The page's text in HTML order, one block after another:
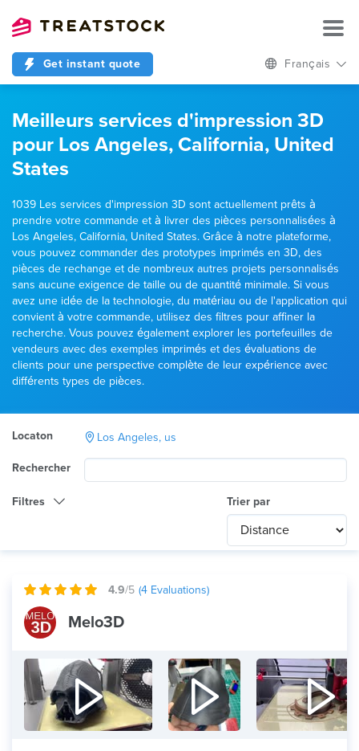
Get instant quote Français
Meilleurs services d'impression 3D
pour Los Angeles, California, United
States
1039 Les services d'impression 3D sont actuellement prêts à
prendre votre commande et à livrer des pièces personnalisées à
Los Angeles, California, United States. Grâce à notre plateforme,
vous pouvez commander des prototypes imprimés en 3D, des
pièces de rechange et de nombreux autres projets personnalisés
sans aucune exigence de taille ou de quantité minimale. Si vous
avez une idée de la technologie, du matériau ou de l'application qui
convient à votre commande, utilisez des filtres pour affiner la
recherche. Vous pouvez également explorer les portefeuilles de
vendeurs avec des exemples imprimés et des évaluations de
clients pour une perspective complète de leur expérience avec
différents types de pièces.
Locaton Los Angeles, us
Rechercher
Filtres Trier par
International
Technologie
Matériau
4.9/5 (4 Evaluations)
Melo3D